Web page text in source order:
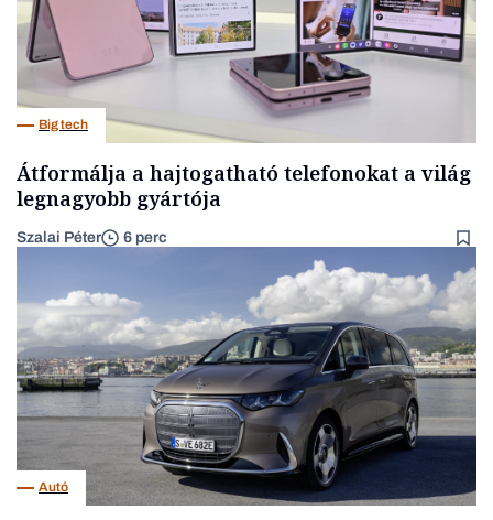
Big tech
Átformálja a hajtogatható telefonokat a világ
legnagyobb gyártója
Szalai Péter 6 perc
Autó